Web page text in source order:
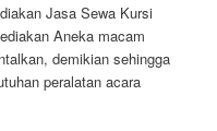
Jasa Sewa Kursi
Aneka macam
demikian sehingga
peralatan acara